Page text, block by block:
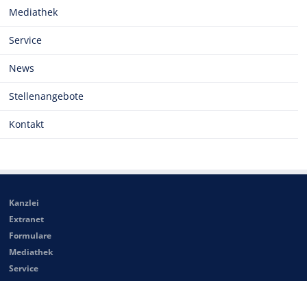
Mediathek
Service
News
Stellenangebote
Kontakt
Kanzlei
Extranet
Formulare
Mediathek
Service